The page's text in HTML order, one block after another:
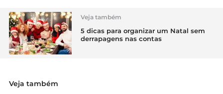
Veja também
5 dicas para organizar um Natal sem
derrapagens nas contas
Veja também